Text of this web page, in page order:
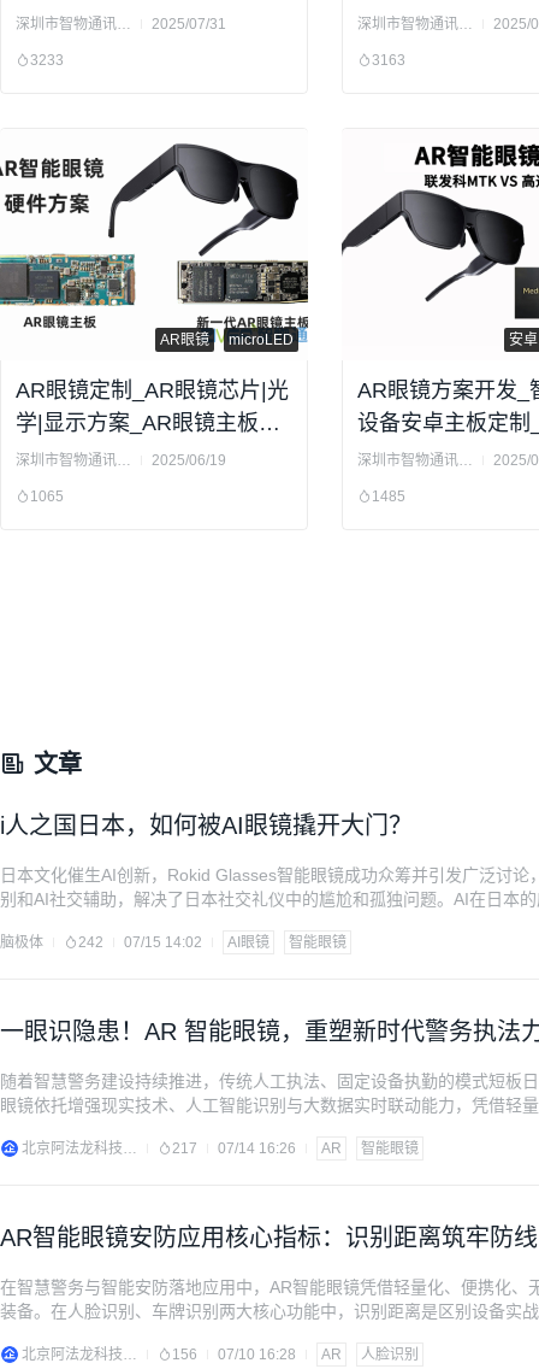
深圳市智物通讯科技有限公司 2025/07/31
3233
深圳市智物通讯科技有限公司 2025/
3163
AR眼镜 microLED
AR眼镜定制_AR眼镜芯片|光
学|显示方案_AR眼镜主板硬
件方案提供商
深圳市智物通讯科技有限公司 2025/06/19
1065
安
AR眼镜方案开发_
设备安卓主板定制
商
深圳市智物通讯科技有限公司 2025/
1485
文章
i人之国日本，如何被AI眼镜撬开大门？
日本文化催生AI创新，Rokid Glasses智能眼镜成功众筹并引发广泛讨
别和AI社交辅助，解决了日本社交礼仪中的尴尬和孤独问题。AI在日本
脑极体 242 07/15 14:02 AI眼镜 智能眼镜
一眼识隐患！AR 智能眼镜，重塑新时代警务执法
随着智慧警务建设持续推进，传统人工执法、固定设备执勤的模式短板
眼镜依托增强现实技术、人工智能识别与大数据实时联动能力，凭借轻
下： 1、日常公共巡逻，实现无感精准风控 在商场
北京阿法龙科技有限公司 217 07/14 16:26 AR 智能眼镜
AR智能眼镜安防应用核心指标：识别距离筑牢防线
在智慧警务与智能安防落地应用中，AR智能眼镜凭借轻量化、便携化
装备。在人脸识别、车牌识别两大核心功能中，识别距离是区别设备实
核心价值及阿法龙S30智能眼镜的实战优势。 识别
北京阿法龙科技有限公司 156 07/10 16:28 AR 人脸识别